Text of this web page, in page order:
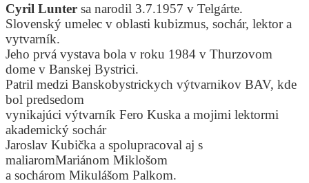
Cyril Lunter sa narodil 3.7.1957 v Telgárte.
Slovenský umelec v oblasti kubizmus, sochár, lektor a
vytvarník.
Jeho prvá vystava bola v roku 1984 v Thurzovom
dome v Banskej Bystrici.
Patril medzi Banskobystrickych výtvarnikov BAV, kde
bol predsedom
vynikajúci výtvarník Fero Kuska a mojimi lektormi
akademický sochár
Jaroslav Kubička a spolupracoval aj s
maliaromMariánom Miklošom
a sochárom Mikulášom Palkom.